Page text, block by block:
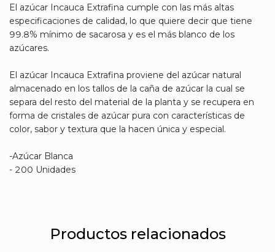
El azúcar Incauca Extrafina cumple con las más altas
especificaciones de calidad, lo que quiere decir que tiene
99.8% mínimo de sacarosa y es el más blanco de los
azúcares.
El azúcar Incauca Extrafina proviene del azúcar natural
almacenado en los tallos de la caña de azúcar la cual se
separa del resto del material de la planta y se recupera en
forma de cristales de azúcar pura con características de
color, sabor y textura que la hacen única y especial.
-Azúcar Blanca
- 200 Unidades
Productos relacionados